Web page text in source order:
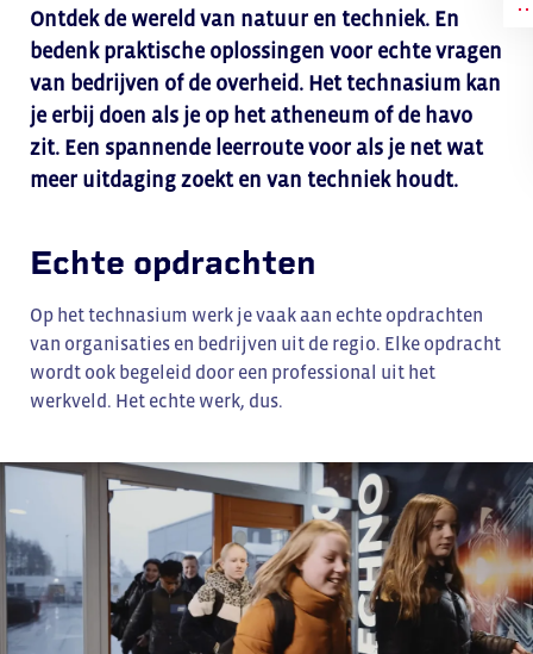
Ontdek de wereld van natuur en techniek. En
bedenk praktische oplossingen voor echte vragen
van bedrijven of de overheid. Het technasium kan
je erbij doen als je op het atheneum of de havo
zit. Een spannende leerroute voor als je net wat
meer uitdaging zoekt en van techniek houdt.
Echte opdrachten
Op het technasium werk je vaak aan echte opdrachten
van organisaties en bedrijven uit de regio. Elke opdracht
wordt ook begeleid door een professional uit het
werkveld. Het echte werk, dus.